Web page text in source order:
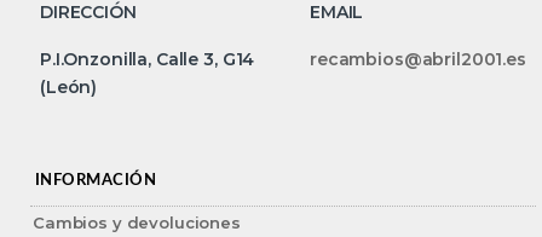
DIRECCIÓN EMAIL
P.I.Onzonilla, Calle 3, G14
(León)
recambios@abril2001.es
INFORMACIÓN
Cambios y devoluciones